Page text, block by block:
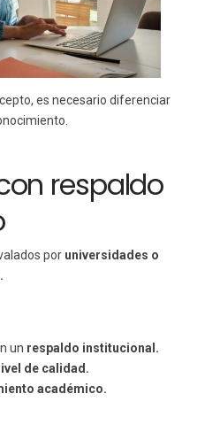
es necesario diferenciar
respaldo
por universidades o
un respaldo institucional.
de calidad.
académico.